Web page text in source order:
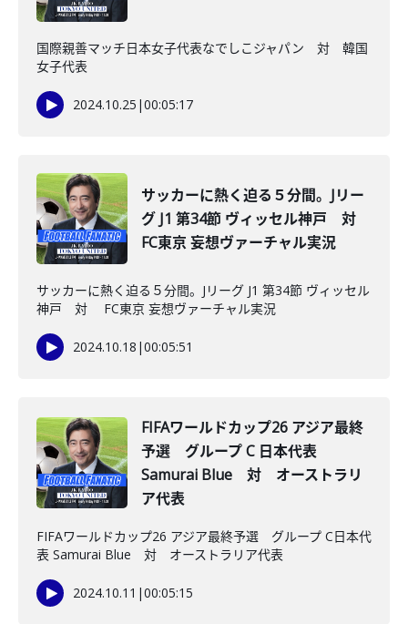
国際親善マッチ日本女子代表なでしこジャパン 対 韓国
女子代表
2024.10.25 |00:05:17
サッカーに熱く迫る５分間。Jリー
グ J1 第34節 ヴィッセル神戸 対
FC東京 妄想ヴァーチャル実況
サッカーに熱く迫る５分間。Jリーグ J1 第34節 ヴィッセル
神戸 対 FC東京 妄想ヴァーチャル実況
2024.10.18 |00:05:51
FIFAワールドカップ26 アジア最終
予選 グループ C 日本代表
Samurai Blue 対 オーストラリ
ア代表
FIFAワールドカップ26 アジア最終予選 グループ C日本代
表 Samurai Blue 対 オーストラリア代表
2024.10.11 |00:05:15